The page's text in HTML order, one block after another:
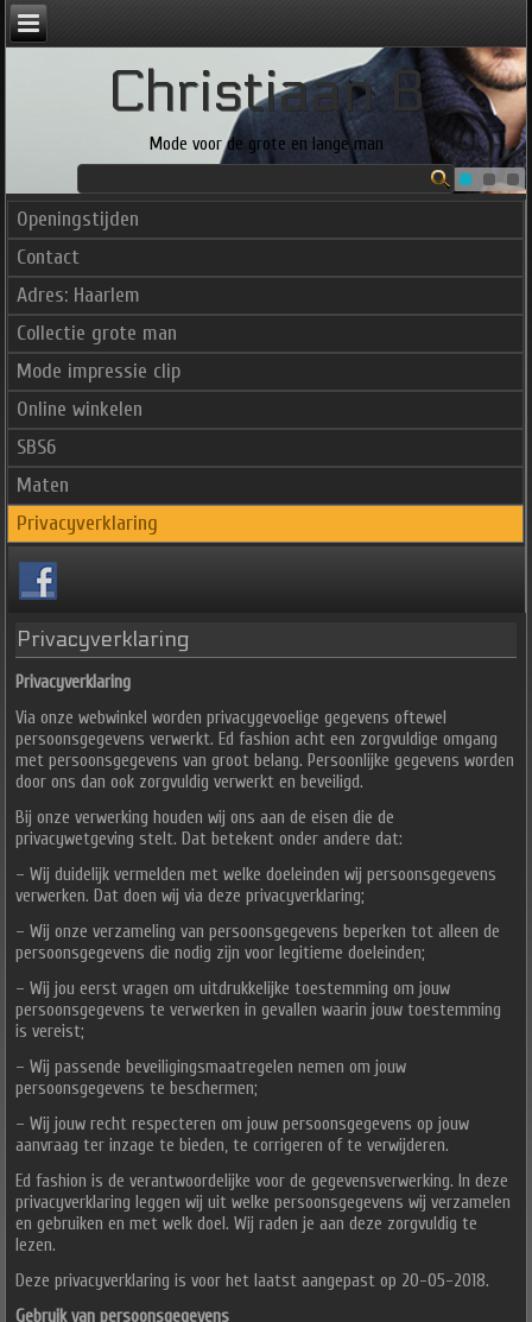
Christiaan B
Mode voor de grote en lange man
Openingstijden
Contact
Adres: Haarlem
Collectie grote man
Mode impressie clip
Online winkelen
SBS6
Maten
Privacyverklaring
Privacyverklaring
Privacyverklaring
Via onze webwinkel worden privacygevoelige gegevens oftewel
persoonsgegevens verwerkt. Ed fashion acht een zorgvuldige omgang
met persoonsgegevens van groot belang. Persoonlijke gegevens worden
door ons dan ook zorgvuldig verwerkt en beveiligd.
Bij onze verwerking houden wij ons aan de eisen die de
privacywetgeving stelt. Dat betekent onder andere dat:
– Wij duidelijk vermelden met welke doeleinden wij persoonsgegevens
verwerken. Dat doen wij via deze privacyverklaring;
– Wij onze verzameling van persoonsgegevens beperken tot alleen de
persoonsgegevens die nodig zijn voor legitieme doeleinden;
– Wij jou eerst vragen om uitdrukkelijke toestemming om jouw
persoonsgegevens te verwerken in gevallen waarin jouw toestemming
is vereist;
– Wij passende beveiligingsmaatregelen nemen om jouw
persoonsgegevens te beschermen;
– Wij jouw recht respecteren om jouw persoonsgegevens op jouw
aanvraag ter inzage te bieden, te corrigeren of te verwijderen.
Ed fashion is de verantwoordelijke voor de gegevensverwerking. In deze
privacyverklaring leggen wij uit welke persoonsgegevens wij verzamelen
en gebruiken en met welk doel. Wij raden je aan deze zorgvuldig te
lezen.
Deze privacyverklaring is voor het laatst aangepast op 20-05-2018.
Gebruik van persoonsgegevens